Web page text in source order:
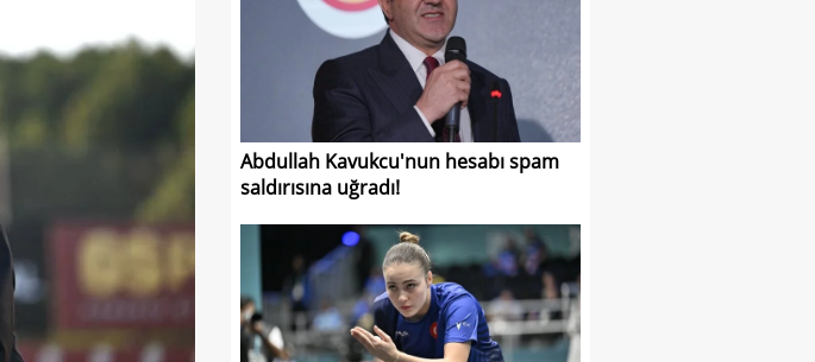
Abdullah Kavukcu'nun hesabı spam
saldırısına uğradı!